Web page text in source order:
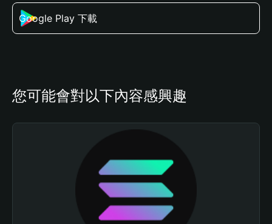
Google Play 下載
您可能會對以下內容感興趣